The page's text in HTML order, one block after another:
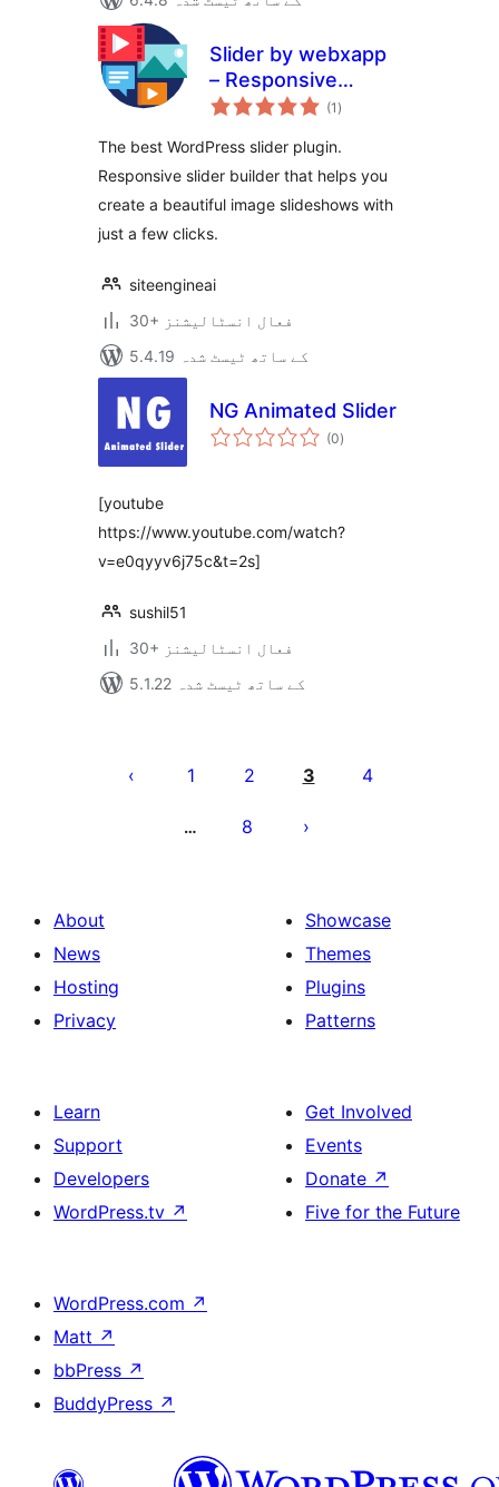
Slider by webxapp
– Responsive
Image Slider for
(1 مجموعی
درجہ
)
The best WordPress slider plugin.
Responsive slider builder that helps you
create a beautiful image slideshows with
just a few clicks.
siteengineai
30+ فعال انسٹالیشنز
5.4.19 کے ساتھ ٹیسٹ شدہ
NG Animated Slider
(0مجموعی
درجہ
)
[youtube
https://www.youtube.com/watch?
v=e0qyyv6j75c&t=2s]
sushil51
30+ فعال انسٹالیشنز
5.1.22 کے ساتھ ٹیسٹ شدہ
pagination
1 2 3 4
… 8
About
News
Hosting
Privacy
Showcase
Themes
Plugins
Patterns
Learn
Support
Developers
WordPress.tv ↗
Get Involved
Events
Donate ↗
Five for the Future
WordPress.com ↗
Matt ↗
bbPress ↗
BuddyPress ↗